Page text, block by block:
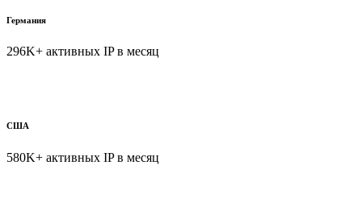
Германия
296K+ активных IP в месяц
США
580K+ активных IP в месяц